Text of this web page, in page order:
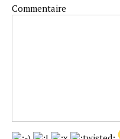
Commentaire